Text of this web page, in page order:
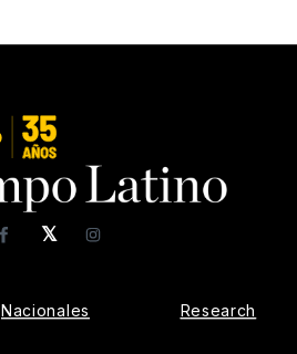
𝕏
FacebookInstagram
Nacionales Research